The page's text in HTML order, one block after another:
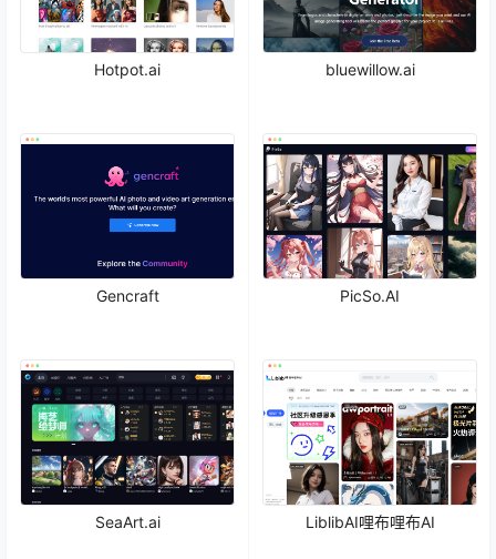
Hotpot.ai bluewillow.ai
Gencraft PicSo.AI
SeaArt.ai LiblibAI哩布哩布AI